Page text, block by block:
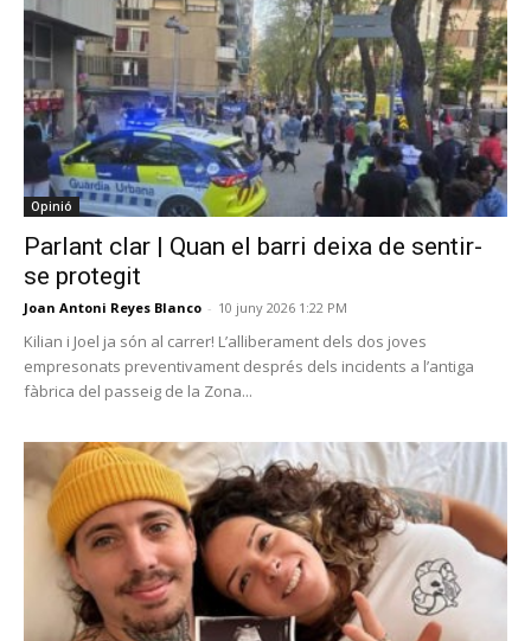
Opinió
Parlant clar | Quan el barri deixa de sentir-
se protegit
Joan Antoni Reyes Blanco - 10 juny 2026 1:22 PM
Kilian i Joel ja són al carrer! L’alliberament dels dos joves
empresonats preventivament després dels incidents a l’antiga
fàbrica del passeig de la Zona...